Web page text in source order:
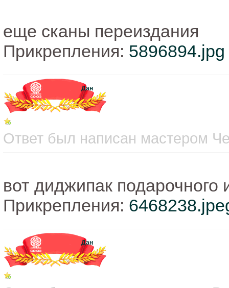
еще сканы переиздания
Прикрепления: 5896894.jpg
Дан
Ответ был написан мастером
вот диджипак подарочного
Прикрепления:
Дан